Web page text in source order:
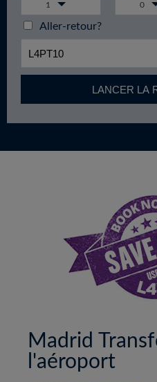
1 0
Aller-retour?
LANCER LA
Madrid
l'aéroport